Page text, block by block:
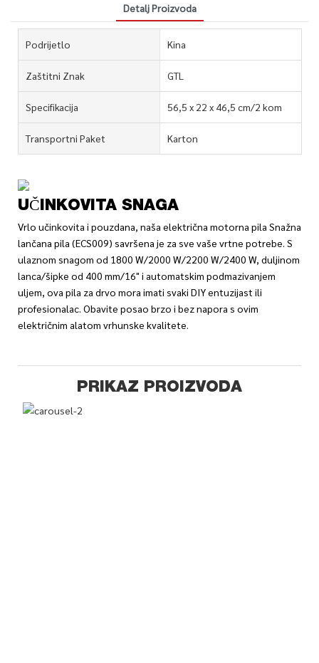
Detalj Proizvoda
Podrijetlo Kina
Zaštitni Znak GTL
Specifikacija 56,5 x 22 x 46,5 cm/2 kom
Transportni Paket Karton
UČINKOVITA SNAGA
Vrlo učinkovita i pouzdana, naša električna motorna pila Snažna
lančana pila (ECS009) savršena je za sve vaše vrtne potrebe. S
ulaznom snagom od 1800 W/2000 W/2200 W/2400 W, duljinom
lanca/šipke od 400 mm/16" i automatskim podmazivanjem
uljem, ova pila za drvo mora imati svaki DIY entuzijast ili
profesionalac. Obavite posao brzo i bez napora s ovim
električnim alatom vrhunske kvalitete.
PRIKAZ PROIZVODA